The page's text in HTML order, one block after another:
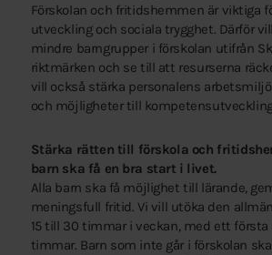
Förskolan och fritidshemmen är viktiga
utveckling och sociala trygghet. Därför
mindre barngrupper i förskolan utifrån
riktmärken och se till att resurserna
vill också stärka personalens
och möjligheter till
Stärka rätten till förskola och
barn ska få en bra start i livet.
Alla barn ska få möjlighet till lärande,
meningsfull fritid. Vi vill utöka den
15 till 30 timmar i veckan, med ett
timmar. Barn som inte går i förskolan